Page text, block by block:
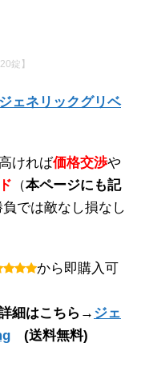
錠】
ジェネリックグリベ
ければ価格交渉や
（本ページにも記
では敵なし損なし
から即購入可
細はこちら→ ジェ
(送料無料)